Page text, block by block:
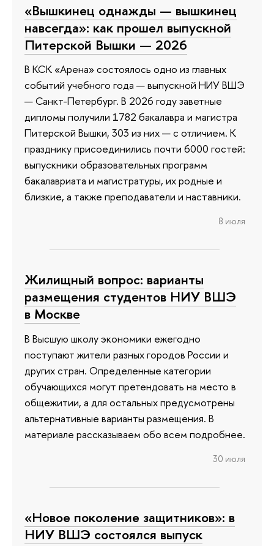
«Вышкинец однажды — вышкинец
навсегда»: как прошел выпускной
Питерской Вышки — 2026
В КСК «Арена» состоялось одно из главных
событий учебного года — выпускной НИУ ВШЭ
— Санкт-Петербург. В 2026 году заветные
дипломы получили 1782 бакалавра и магистра
Питерской Вышки, 303 из них — с отличием. К
празднику присоединились почти 6000 гостей:
выпускники образовательных программ
бакалавриата и магистратуры, их родные и
близкие, а также преподаватели и наставники.
8 июля
Жилищный вопрос: варианты
размещения студентов НИУ ВШЭ
в Москве
В Высшую школу экономики ежегодно
поступают жители разных городов России и
других стран. Определенные категории
обучающихся могут претендовать на место в
общежитии, а для остальных предусмотрены
альтернативные варианты размещения. В
материале рассказываем обо всем подробнее.
30 июля
«Новое поколение защитников»: в
НИУ ВШЭ состоялся выпуск